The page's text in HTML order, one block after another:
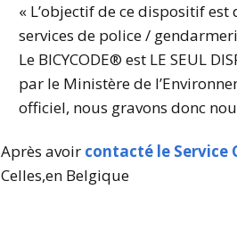
« L’objectif de ce dispositif
services de police /
Le BICYCODE® est LE SEUL
par le Ministère de
officiel, nous gravons donc
Après avoir contacté le Service
Celles,en Belgique